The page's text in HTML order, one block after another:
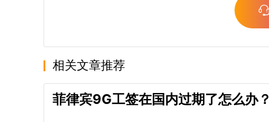
相关文章推荐
菲律宾9G工签在国内过期了怎么办？